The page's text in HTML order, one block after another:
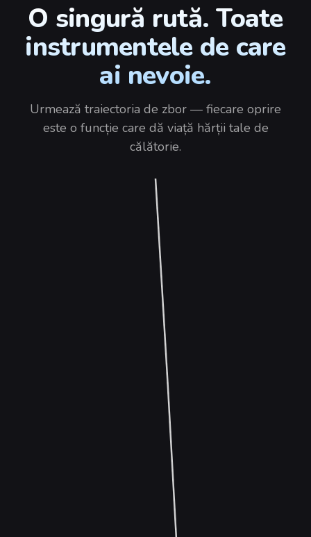
O singură rută. Toate
instrumentele de care
ai nevoie.
Urmează traiectoria de zbor — fiecare oprire
este o funcție care dă viață hărții tale de
călătorie.